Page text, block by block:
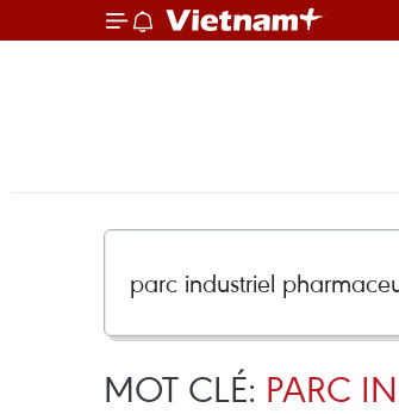
MOT CLÉ: PARC